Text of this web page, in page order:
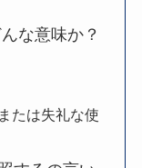
な意味か？
たは失礼な使